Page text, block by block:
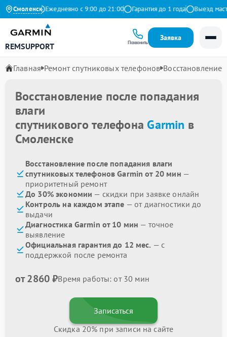
Смоленск
Яндекс Ежедневно с 9:00 до 21:00 Гарантия до 1 года Выезд
REMSUPPORT Позвонить
Заявка
Главная Ремонт спутниковых телефонов Восстановление
Восстановление после попадания
влаги
спутникового телефона Garmin в
Смоленске
Восстановление после попадания влаги
спутниковых телефонов Garmin от 20 мин —
приоритетный ремонт
До 30% экономии — скидки при заявке онлайн
Контроль на каждом этапе — от диагностики до
выдачи
Диагностика Garmin от 10 мин — точное
выявление
Официальная гарантия до 12 мес. — с
поддержкой после ремонта
от 2860 ₽Время работы: от 30 мин
Записаться
Скидка 20% при записи на сайте